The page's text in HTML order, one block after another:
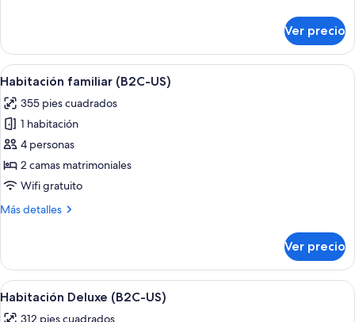
Deluxe
(L)
Ver precio
Abrir
todas
las
fotos
de
Habitación
familiar
US)
Habitación de hotel con cama,
4
Habitación familiar (B2C-US)
355 pies cuadrados
1 habitación
4 personas
2 camas matrimoniales
Wifi gratuito
Más detalles
Más
familiar
(B2C-
US)
Ver precio
Abrir
todas
Habitación de hotel con una cama
5
Habitación Deluxe (B2C-US)
312 pies cuadrados